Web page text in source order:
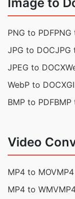
PNG to PDFPNG
JPG to DOCJPG
JPEG to DOCX
WebP to DOCX
BMP to PDFBMP
Video
MP4 to MOV
MP4 to WMV